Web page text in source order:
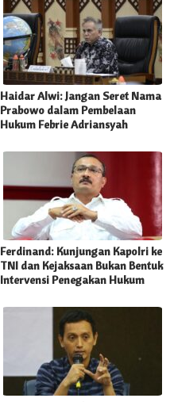
Haidar Alwi: Jangan Seret Nama
Prabowo dalam Pembelaan
Hukum Febrie Adriansyah
Ferdinand: Kunjungan Kapolri ke
TNI dan Kejaksaan Bukan Bentuk
Intervensi Penegakan Hukum